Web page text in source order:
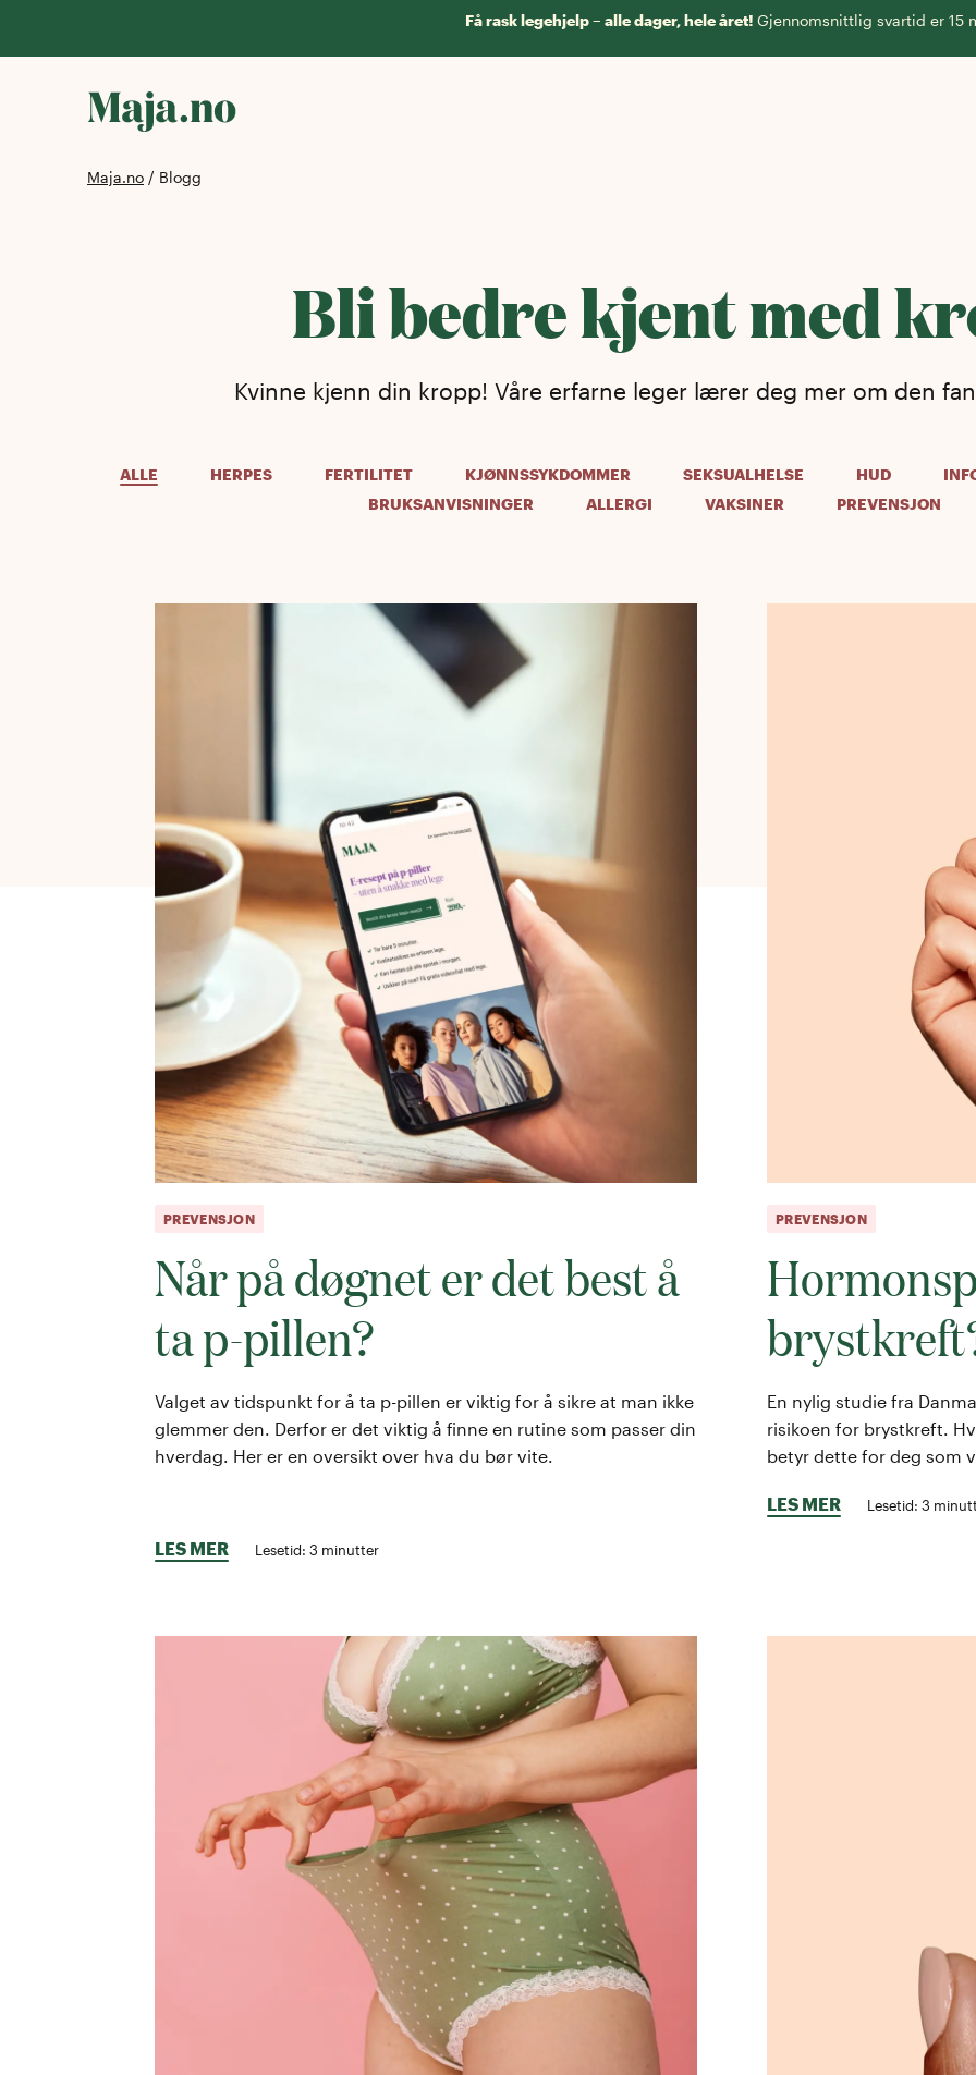
Få rask legehjelp – alle dager, hele året! Gjennomsnittlig svartid er 15
Maja.no / Blogg
Bli bedre kjent med
Kvinne kjenn din kropp! Våre erfarne leger lærer deg mer om den
ALLE HERPES FERTILITET KJØNNSSYKDOMMER SEKSUALHELSE HUD
BRUKSANVISNINGER
ALLERGI VAKSINER PREVENSJON
PREVENSJON
Når på døgnet er det best å
ta p-pillen?
Valget av tidspunkt for å ta p-pillen er viktig for å sikre at man ikke
glemmer den. Derfor er det viktig å finne en rutine som passer din
hverdag. Her er en oversikt over hva du bør vite.
LES MER Lesetid: 3 minutter
PREVENSJON
En nylig studie fra
risikoen for brystkreft.
betyr dette for deg som
LES MER Lesetid: 3